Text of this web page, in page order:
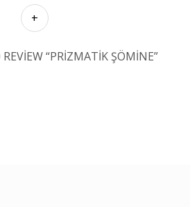
“PRIZMATIK ŞÖMINE”